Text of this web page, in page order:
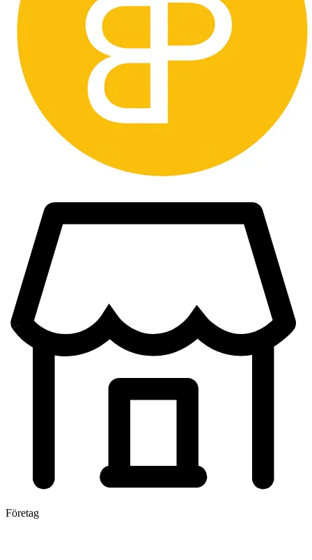
att manipulera tullavgiften, då det är olagligt och köper kommer att
hävas.
Länder vi inte skickar till är bland annat Taiwan.
Företag